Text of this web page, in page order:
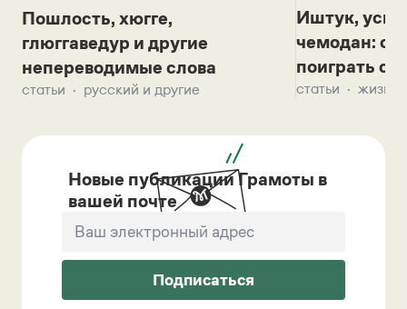
Пошлость, хюгге,
глюггаведур и другие
непереводимые слова
статьи русский и другие
Иштук,
чемодан:
поиграть с
статьи жизнь
Новые публикации Грамоты в
вашей почте
Подписаться